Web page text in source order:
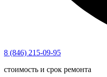
8 (846) 215-09-95
стоимость и срок ремонта